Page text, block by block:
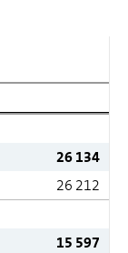
26 134
26 212
15 597